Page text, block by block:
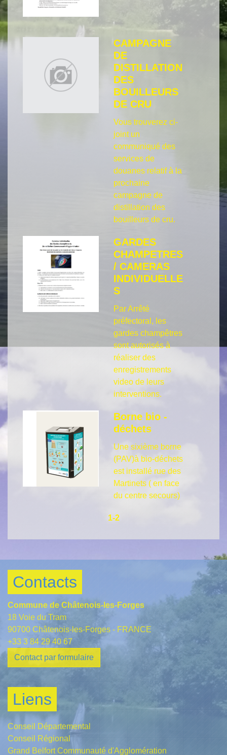
CAMPAGNE
DE
DISTILLATION
DES
BOUILLEURS
DE CRU
Vous trouverez ci-
joint un
communiqué des
services de
douanes relatif à la
prochaine
campagne de
distillation des
bouilleurs de cru.
GARDES
CHAMPETRES
/ CAMERAS
INDIVIDUELLE
S
Par Arrêté
préfectoral, les
gardes champêtres
sont autorisés à
réaliser des
enregistrements
video de leurs
interventions.
Borne bio -
déchets
Une sixième borne
(PAV)à bio-déchets
est installé rue des
Martinets ( en face
du centre secours)
1-2
Contacts
Commune de Châtenois-les-Forges
18 Voie du Tram
90700 Châtenois-les-Forges - FRANCE
+33 3 84 29 40 67
Contact par formulaire
Liens
Conseil Départemental
Conseil Régional
Grand Belfort Communauté d'Agglomération